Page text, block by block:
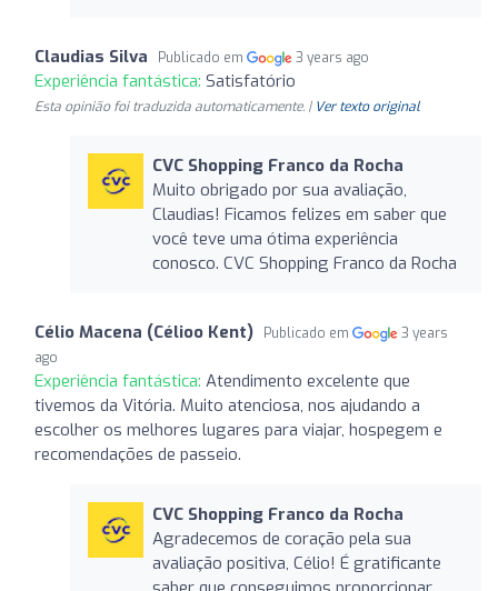
Claudias Silva Publicado em 3 years ago
Experiência fantástica: Satisfatório
Esta opinião foi traduzida automaticamente. | Ver texto original
CVC Shopping Franco da Rocha
Muito obrigado por sua avaliação,
Claudias! Ficamos felizes em saber que
você teve uma ótima experiência
conosco. CVC Shopping Franco da Rocha
Célio Macena (Célioo Kent) Publicado em
3 years
ago
Experiência fantástica: Atendimento excelente que
tivemos da Vitória. Muito atenciosa, nos ajudando a
escolher os melhores lugares para viajar, hospegem e
recomendações de passeio.
CVC Shopping Franco da Rocha
Agradecemos de coração pela sua
avaliação positiva, Célio! É gratificante